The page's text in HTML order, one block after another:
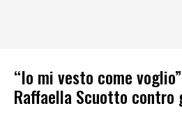
“Io mi vesto come
Raffaella Scuotto